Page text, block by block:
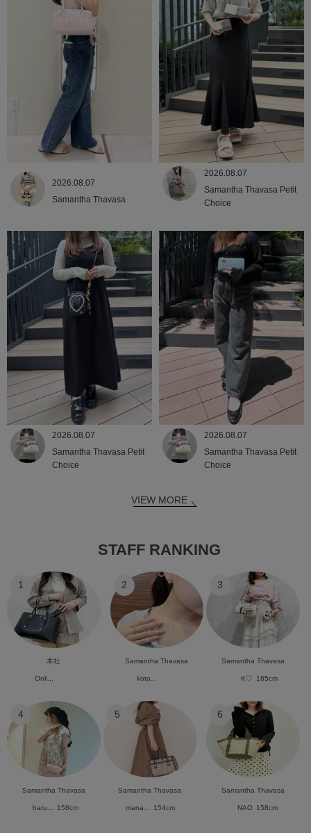
2026.08.07
Samantha Thavasa
2026.08.07
Samantha Thavasa Petit
Choice
2026.08.07
Samantha Thavasa Petit
Choice
2026.08.07
Samantha Thavasa Petit
Choice
VIEW MORE
STAFF RANKING
1
本社
Onli...
2
Samantha Thavasa
koto...
3
Samantha Thavasa
K♡ 165cm
4
Samantha Thavasa
haru... 158cm
5
Samantha Thavasa
mana... 154cm
6
Samantha Thavasa
NAO 158cm